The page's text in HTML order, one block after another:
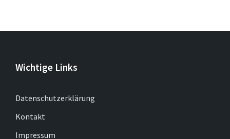
Wichtige Links
Datenschutzerklärung
Kontakt
Impressum